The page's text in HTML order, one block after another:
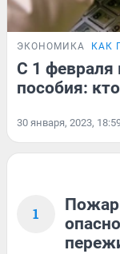
ЭКОНОМИКА КАК
С 1 февраля
пособия:
30 января, 2023,
1
Пожар